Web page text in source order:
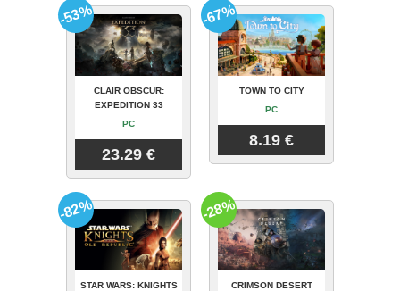
CLAIR OBSCUR:
EXPEDITION 33
PC
23.29 €
-53%
TOWN TO CITY
PC
8.19 €
-67%
STAR WARS: KNIGHTS
-82%
CRIMSON DESERT
-28%